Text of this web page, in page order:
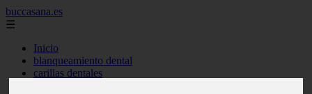
buccasana.es
☰
Inicio
blanqueamiento dental
carillas dentales